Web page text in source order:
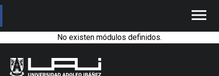
menu
No existen módulos definidos.